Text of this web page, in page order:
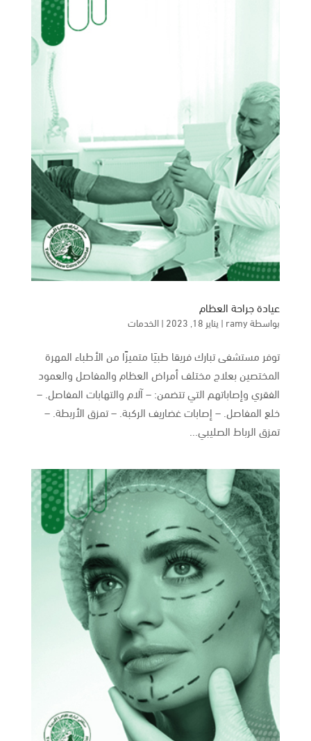
عيادة جراحة العظام
بواسطةramy
| يناير 18, 2023 |الخدمات
توفر مستشفى تبارك فريقا طبيَا متميزًا من الأطباء المهرة
المختصين بعلاج مختلف أمراض العظام والمفاصل والعمود
الفقري وإصاباتهم التي تتضمن: – آلام والتهابات المفاصل. –
خلع المفاصل. – إصابات غضاريف الركبة. – تمزق الأربطة. –
تمزق الرباط الصليبي...